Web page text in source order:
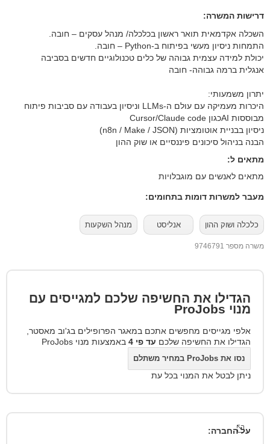
דרישות המשרה:
היכרות מעמיקה עם עולם ה-LLMs וניסיון בעבודה עם סביבות פיתוח
הבנה בניהול סיכונים פיננסיים או שוק ההון
מתאים ל:
מתאים לאנשים עם מוגבלויות
מעבר למשרות דומות בתחומים:
כלכלה ושוק ההון אנליסט מנהל השקעות
משרה מספר 9746791
הגדילו את החשיפה שלכם למגייסים עם
מנוי ProJobs
אלפי מגייסים מחפשים אתכם במאגר הפרופילים בג'וב מאסטר,
הגדילו את החשיפה שלכם עד פי 4 באמצעות מנוי ProJobs
נסו את ProJobs במחיר משתלם
ניתן לבטל את המנוי בכל עת
על החברה: